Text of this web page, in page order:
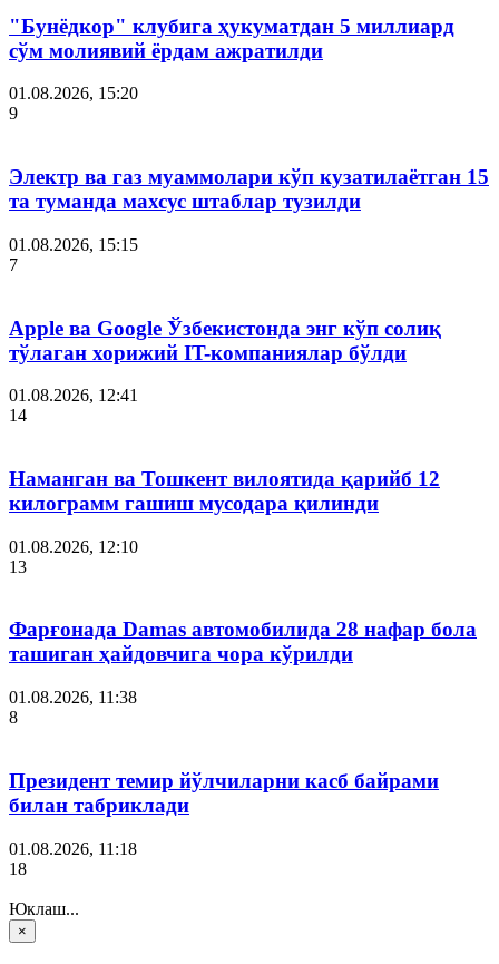
"Бунёдкор" клубига ҳукуматдан 5 миллиард
сўм молиявий ёрдам ажратилди
01.08.2026, 15:20
9
Электр ва газ муаммолари кўп кузатилаётган 15
та туманда махсус штаблар тузилди
01.08.2026, 15:15
7
Apple ва Google Ўзбекистонда энг кўп солиқ
тўлаган хорижий IT-компаниялар бўлди
01.08.2026, 12:41
14
Наманган ва Тошкент вилоятида қарийб 12
килограмм гашиш мусодара қилинди
01.08.2026, 12:10
13
Фарғонада Damas автомобилида 28 нафар бола
ташиган ҳайдовчига чора кўрилди
01.08.2026, 11:38
8
Президент темир йўлчиларни касб байрами
билан табриклади
01.08.2026, 11:18
18
Юклаш...
×